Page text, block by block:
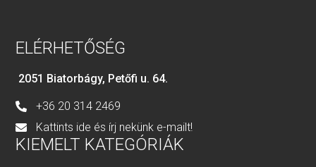
ELÉRHETŐSÉG
2051 Biatorbágy, Petőfi u. 64.
+36 20 314 2469
Kattints ide és írj nekünk e-mailt!
KIEMELT KATEGÓRIÁK